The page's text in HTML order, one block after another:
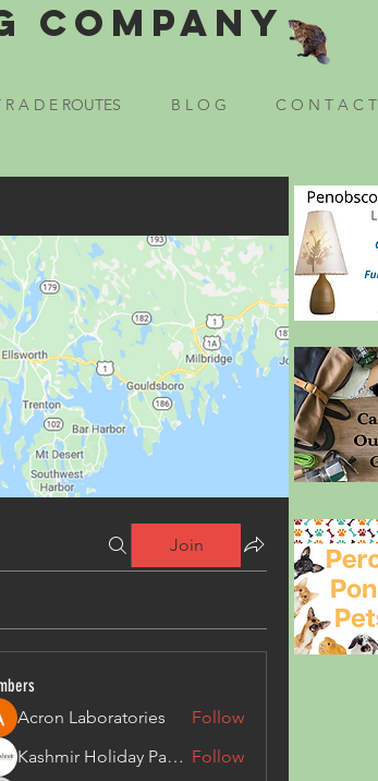
Company
R A D E ROUTES B L O G C O N T A C T
Join
Acron Laboratories
Follow
Kashmir Holiday Package Follow